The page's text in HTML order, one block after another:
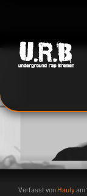
Verfasst vonHaulyam